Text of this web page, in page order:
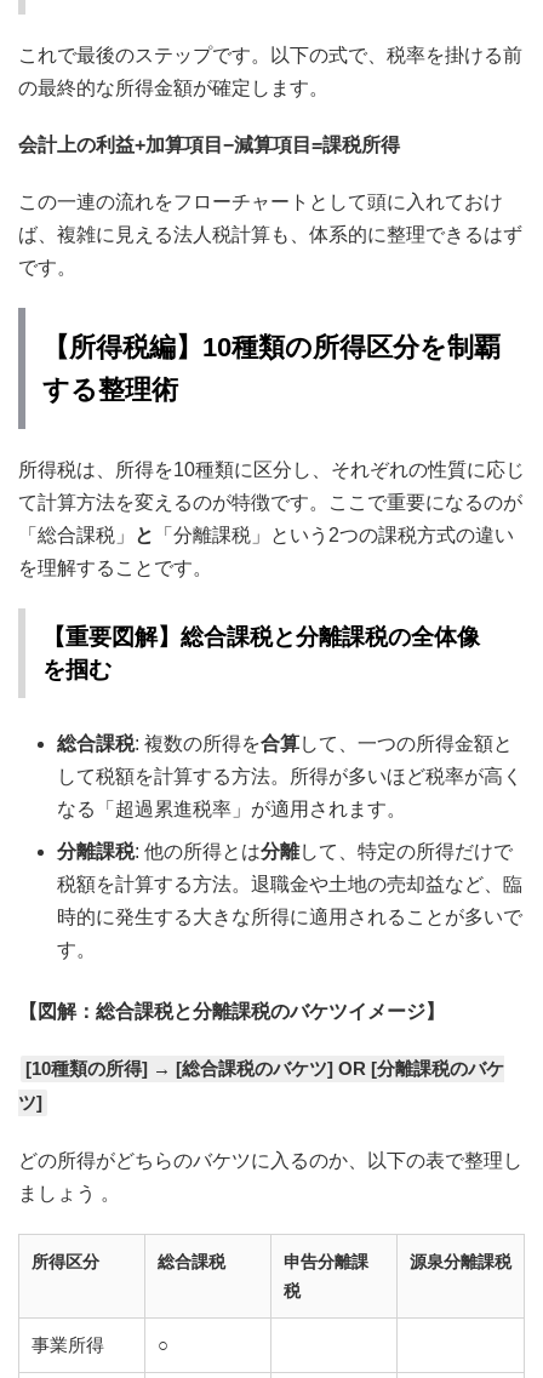
これで最後のステップです。以下の式で、税率を掛ける前
の最終的な所得金額が確定します。
会計上の利益+加算項目−減算項目=課税所得
この一連の流れをフローチャートとして頭に入れておけ
ば、複雑に見える法人税計算も、体系的に整理できるはず
です。
【所得税編】10種類の所得区分を制覇
する整理術
所得税は、所得を10種類に区分し、それぞれの性質に応じ
て計算方法を変えるのが特徴です。ここで重要になるのが
「総合課税」
と
「分離課税」という2つの課税方式の違い
を理解することです。
【重要図解】総合課税と分離課税の全体像
を掴む
総合課税: 複数の所得を合算して、一つの所得金額と
して税額を計算する方法。所得が多いほど税率が高く
なる「超過累進税率」が適用されます。
分離課税: 他の所得とは分離して、特定の所得だけで
税額を計算する方法。退職金や土地の売却益など、臨
時的に発生する大きな所得に適用されることが多いで
す。
【図解：総合課税と分離課税のバケツイメージ】
[10種類の所得] → [総合課税のバケツ] OR [分離課税のバケ
ツ]
どの所得がどちらのバケツに入るのか、以下の表で整理し
ましょう 。
所得区分 総合課税
申告分離課
税
源泉分離課税
事業所得 ○